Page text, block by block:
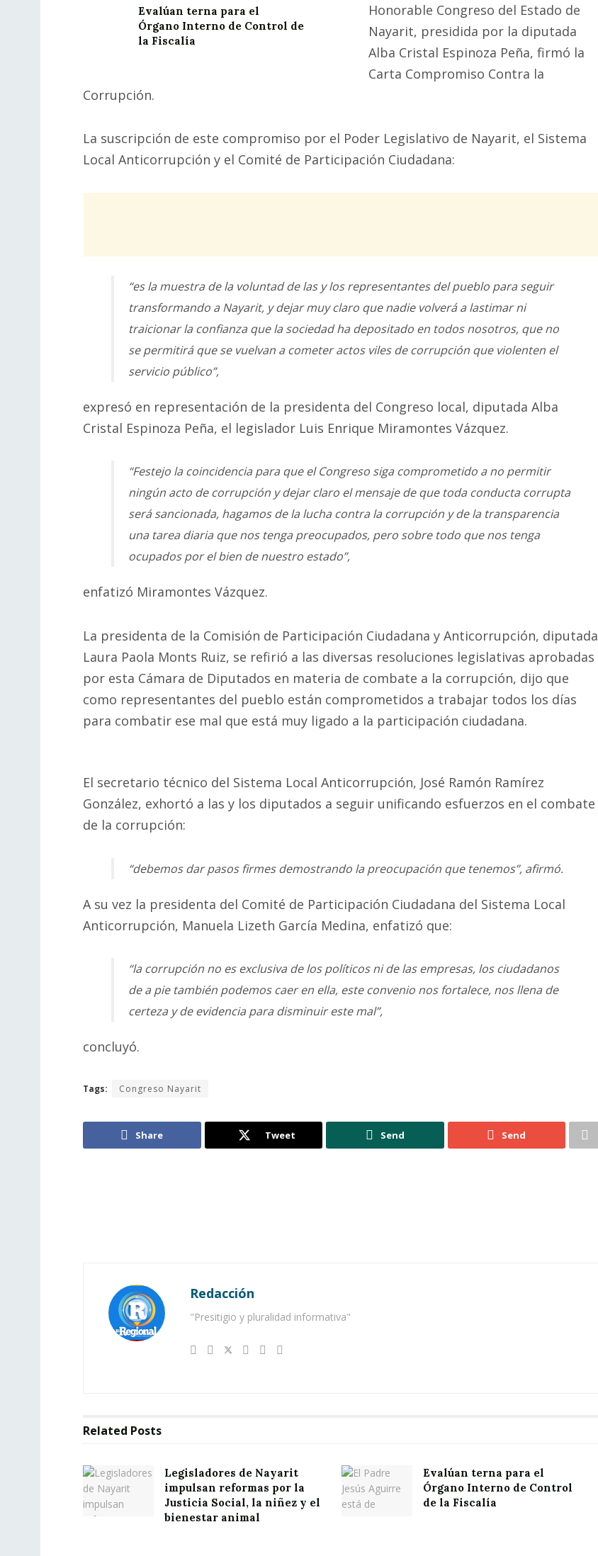
Evalúan terna para el
Órgano Interno de Control de
la Fiscalía
Honorable Congreso del Estado de
Nayarit, presidida por la diputada
Alba Cristal Espinoza Peña, firmó la
Carta Compromiso Contra la
Corrupción.
La suscripción de este compromiso por el Poder Legislativo de Nayarit, el Sistema
Local Anticorrupción y el Comité de Participación Ciudadana:
“es la muestra de la voluntad de las y los representantes del pueblo para seguir
transformando a Nayarit, y dejar muy claro que nadie volverá a lastimar ni
traicionar la confianza que la sociedad ha depositado en todos nosotros, que no
se permitirá que se vuelvan a cometer actos viles de corrupción que violenten el
servicio público”,
expresó en representación de la presidenta del Congreso local, diputada Alba
Cristal Espinoza Peña, el legislador Luis Enrique Miramontes Vázquez.
“Festejo la coincidencia para que el Congreso siga comprometido a no permitir
ningún acto de corrupción y dejar claro el mensaje de que toda conducta corrupta
será sancionada, hagamos de la lucha contra la corrupción y de la transparencia
una tarea diaria que nos tenga preocupados, pero sobre todo que nos tenga
ocupados por el bien de nuestro estado”,
enfatizó Miramontes Vázquez.
La presidenta de la Comisión de Participación Ciudadana y Anticorrupción, diputada
Laura Paola Monts Ruiz, se refirió a las diversas resoluciones legislativas aprobadas
por esta Cámara de Diputados en materia de combate a la corrupción, dijo que
como representantes del pueblo están comprometidos a trabajar todos los días
para combatir ese mal que está muy ligado a la participación ciudadana.
El secretario técnico del Sistema Local Anticorrupción, José Ramón Ramírez
González, exhortó a las y los diputados a seguir unificando esfuerzos en el combate
de la corrupción:
“debemos dar pasos firmes demostrando la preocupación que tenemos”, afirmó.
A su vez la presidenta del Comité de Participación Ciudadana del Sistema Local
Anticorrupción, Manuela Lizeth García Medina, enfatizó que:
“la corrupción no es exclusiva de los políticos ni de las empresas, los ciudadanos
de a pie también podemos caer en ella, este convenio nos fortalece, nos llena de
certeza y de evidencia para disminuir este mal”,
concluyó.
Tags: Congreso Nayarit
Share Tweet Send Send
Redacción
"Presitigio y pluralidad informativa"
Related Posts
Legisladores de Nayarit
impulsan reformas por la
Justicia Social, la niñez y el
bienestar animal
Evalúan terna para el
Órgano Interno de Control
de la Fiscalía